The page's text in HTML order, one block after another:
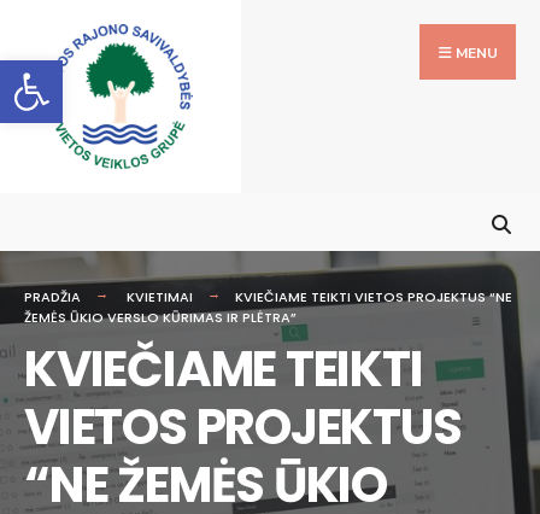
Open toolbar MENU
PRADŽIA KVIETIMAI
KVIEČIAME TEIKTI VIETOS PROJEKTUS “NE
ŽEMĖS ŪKIO VERSLO KŪRIMAS IR PLĖTRA”
KVIEČIAME TEIKTI
VIETOS PROJEKTUS
“NE ŽEMĖS ŪKIO